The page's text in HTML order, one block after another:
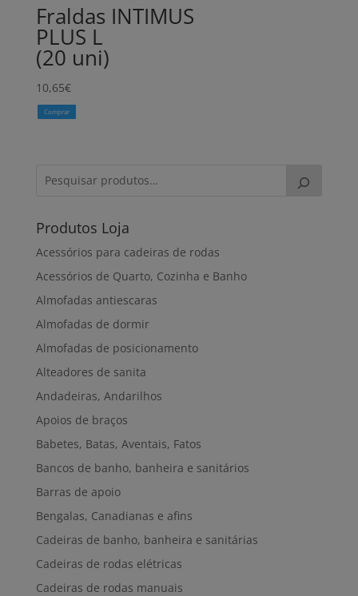
Fraldas INTIMUS
PLUS L
(20 uni)
10,65€
Comprar
Produtos Loja
Acessórios para cadeiras de rodas
Acessórios de Quarto, Cozinha e Banho
Almofadas antiescaras
Almofadas de dormir
Almofadas de posicionamento
Alteadores de sanita
Andadeiras, Andarilhos
Apoios de braços
Babetes, Batas, Aventais, Fatos
Bancos de banho, banheira e sanitários
Barras de apoio
Bengalas, Canadianas e afins
Cadeiras de banho, banheira e sanitárias
Cadeiras de rodas elétricas
Cadeiras de rodas manuais